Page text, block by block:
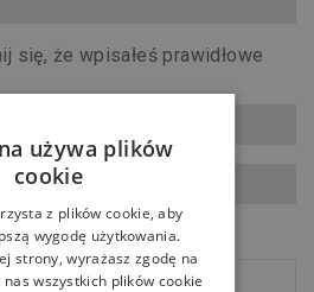
się, że wpisałeś prawidłowe
używa plików
cookie
z plików cookie, aby
wygodę użytkowania.
strony, wyrażasz zgodę na
wszystkich plików cookie